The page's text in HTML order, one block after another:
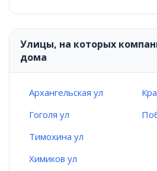
Улицы, на которых
дома
Архангельская ул
Гоголя ул
Тимохина ул
Химиков ул